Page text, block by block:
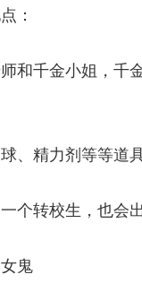
：
和千金小姐，千
、精力剂等等道
个转校生，也会
鬼